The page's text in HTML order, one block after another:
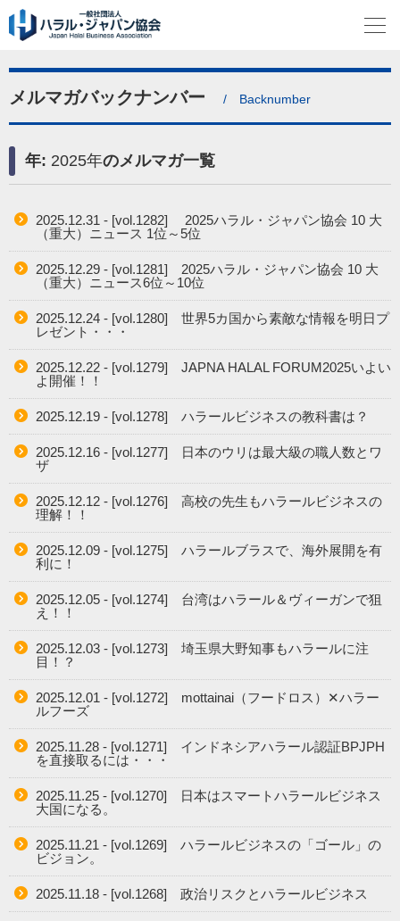
メルマガバックナンバー / Backnumber
年: 2025年のメルマガ一覧
2025.12.31 - [vol.1282] 2025ハラル・ジャパン協会 10 大
（重大）ニュース 1位～5位
2025.12.29 - [vol.1281] 2025ハラル・ジャパン協会 10 大
（重大）ニュース6位～10位
2025.12.24 - [vol.1280] 世界5カ国から素敵な情報を明日プ
レゼント・・・
2025.12.22 - [vol.1279] JAPNA HALAL FORUM2025いよい
よ開催！！
2025.12.19 - [vol.1278] ハラールビジネスの教科書は？
2025.12.16 - [vol.1277] 日本のウリは最大級の職人数とワ
ザ
2025.12.12 - [vol.1276] 高校の先生もハラールビジネスの
理解！！
2025.12.09 - [vol.1275] ハラールブラスで、海外展開を有
利に！
2025.12.05 - [vol.1274] 台湾はハラール＆ヴィーガンで狙
え！！
2025.12.03 - [vol.1273] 埼玉県大野知事もハラールに注
目！？
2025.12.01 - [vol.1272] mottainai（フードロス）✕ハラー
ルフーズ
2025.11.28 - [vol.1271] インドネシアハラール認証BPJPH
を直接取るには・・・
2025.11.25 - [vol.1270] 日本はスマートハラールビジネス
大国になる。
2025.11.21 - [vol.1269] ハラールビジネスの「ゴール」の
ビジョン。
2025.11.18 - [vol.1268] 政治リスクとハラールビジネス